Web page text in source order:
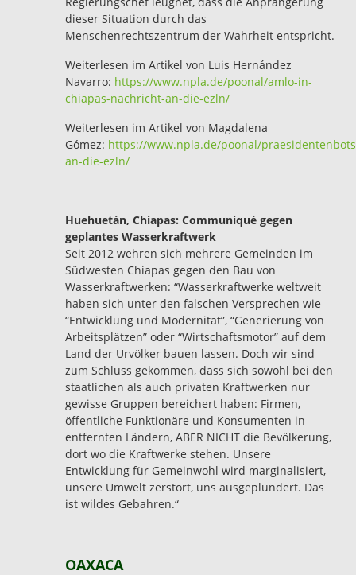
dieser Situation durch das
Menschenrechtszentrum der Wahrheit entspricht.
Weiterlesen im Artikel von Luis Hernández
Navarro: https://www.npla.de/poonal/amlo-in-
chiapas-nachricht-an-die-ezln/
Weiterlesen im Artikel von Magdalena
Gómez: https://www.npla.de/poonal/
an-die-ezln/
Huehuetán, Chiapas: Communiqué gegen
geplantes Wasserkraftwerk
Seit 2012 wehren sich mehrere Gemeinden im
Südwesten Chiapas gegen den Bau von
Wasserkraftwerken: “Wasserkraftwerke weltweit
haben sich unter den falschen Versprechen wie
“Entwicklung und Modernität”, “Generierung von
Arbeitsplätzen” oder “Wirtschaftsmotor” auf dem
Land der Urvölker bauen lassen. Doch wir sind
zum Schluss gekommen, dass sich sowohl bei den
staatlichen als auch privaten Kraftwerken nur
gewisse Gruppen bereichert haben: Firmen,
öffentliche Funktionäre und Konsumenten in
entfernten Ländern, ABER NICHT die Bevölkerung,
dort wo die Kraftwerke stehen. Unsere
Entwicklung für Gemeinwohl wird marginalisiert,
unsere Umwelt zerstört, uns ausgeplündert. Das
ist wildes Gebahren.“
OAXACA